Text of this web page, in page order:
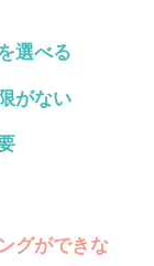
選べる
がない
グができな